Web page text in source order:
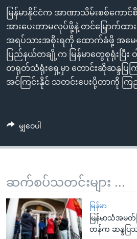
ကျော်
ကြည့်
ရန်
ရှာဖွေ
ရန်
နေရာ
ရန်
ဘာသာစကားများ
မြန်မာနိုင်ငံက အာဏာသိမ်းစစ်ကောင်
အားပေးတာမလုပ်ဖို့နဲ့ တင်မြှောက်ထာ
အရပ်သားအစိုးရကို ထောက်ခံဖို့ အမေ
ပြည်နယ်တချို့က မြန်မာတွေစုရုံးပြီး
တရုတ်သံရုံးရှေ့မှာ တောင်းဆိုဆန္ဒပြက
အင်ကြင်းနိုင် သတင်းပေးပို့တာကို က
မျှဝေပါ
ဆက်စပ်သတင်းများ ...
မြန်မာ
မြန်မာသံံအမတ်
တန်က ဆန္ဒပြ